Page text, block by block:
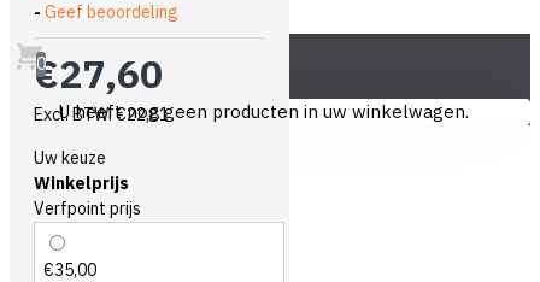
0
U heeft nog geen producten in uw winkelwagen.
- Geef beoordeling
€27,60
Excl. BTW: €22,81
Uw keuze
Winkelprijs
Verfpoint prijs
€35,00